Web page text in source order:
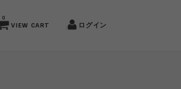
VIEW CART
0
ログイン